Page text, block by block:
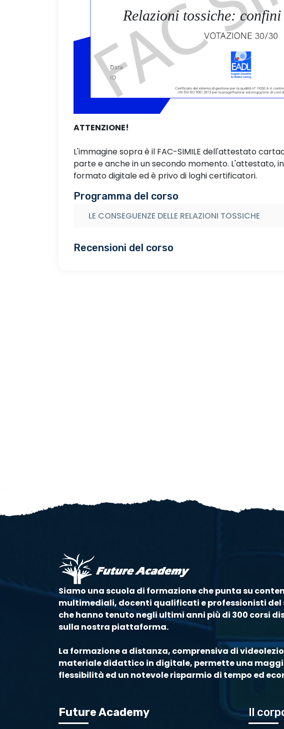
Relazioni tossiche:
ATTENZIONE!
L'immagine sopra è il FAC-SIMILE dell'attestato
parte e anche in un secondo momento. L'attestato,
formato digitale ed è privo di loghi certificatori.
Programma del corso
LE CONSEGUENZE DELLE RELAZIONI TOSSICHE
Recensioni del corso
Siamo una scuola di formazione che punta su
multimediali, docenti qualificati e professionisti del
che hanno tenuto negli ultimi anni più di 300 corsi
sulla nostra piattaforma.
La formazione a distanza, comprensiva di
materiale didattico in digitale, permette una
flessibilità ed un notevole risparmio di tempo ed
Future Academy Il